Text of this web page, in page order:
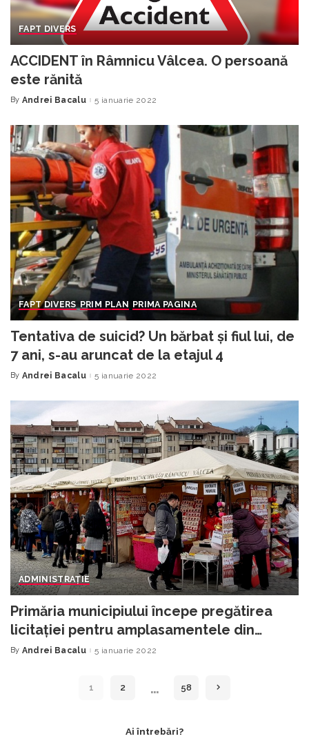
FAPT DIVERS
ACCIDENT în Râmnicu Vâlcea. O persoană
este rănită
Posted
By Andrei Bacalu 5 ianuarie 2022
FAPT DIVERS PRIM PLAN PRIMA PAGINA
Tentativa de suicid? Un bărbat și fiul lui, de
7 ani, s-au aruncat de la etajul 4
Posted
By Andrei Bacalu 5 ianuarie 2022
ADMINISTRAȚIE
Primăria municipiului începe pregătirea
licitaţiei pentru amplasamentele din
Târgul ”Mărţişor 2022”
Posted
By Andrei Bacalu 5 ianuarie 2022
1 2 … 58
Ai întrebări?